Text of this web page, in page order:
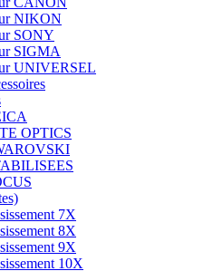
NIKON
SONY
SIGMA
UNIVERSEL
OPTICS
7X
8X
9X
10X